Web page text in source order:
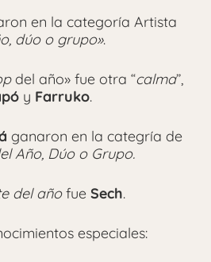
en la categoría Artista
dúo o grupo».
del año» fue otra “calma”,
y Farruko.
ganaron en la categría de
Año, Dúo o Grupo.
del añofue Sech.
especiales: